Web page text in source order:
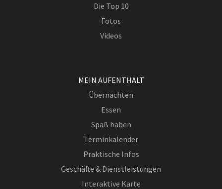
Die Top 10
Fotos
Videos
MEIN AUFENTHALT
Übernachten
Essen
Spaß haben
Terminkalender
Praktische Infos
Geschäfte & Dienstleistungen
Interaktive Karte